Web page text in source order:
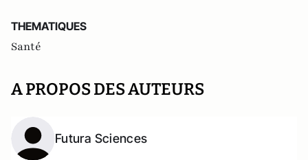
THEMATIQUES
Santé
A PROPOS DES AUTEURS
Futura Sciences